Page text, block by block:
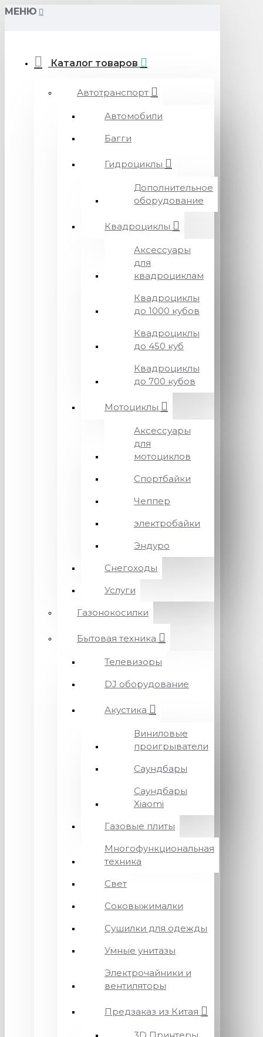
МЕНЮ
Каталог товаров
Автотранспорт
Автомобили
Багги
Гидроциклы
Дополнительное
оборудование
Квадроциклы
Аксессуары
для
квадроциклам
Квадроциклы
до 1000 кубов
Квадроциклы
до 450 куб
Квадроциклы
до 700 кубов
Мотоциклы
Аксессуары
для
мотоциклов
Спортбайки
Чеппер
электробайки
Эндуро
Снегоходы
Услуги
Газонокосилки
Бытовая техника
Телевизоры
DJ оборудование
Акустика
Виниловые
проигрыватели
Саундбары
Саундбары
Xiaomi
Газовые плиты
Многофункциональная
техника
Свет
Соковыжималки
Сушилки для одежды
Умные унитазы
Электрочайники и
вентиляторы
Предзаказ из Китая